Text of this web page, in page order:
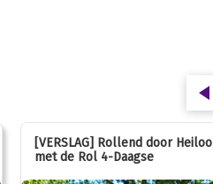
[VERSLAG] Rollend door Heiloo
met de Rol 4-Daagse